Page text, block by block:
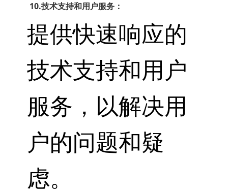
10.技术支持和用户服务：
提供快速响应的
技术支持和用户
服务，以解决用
户的问题和疑
虑。